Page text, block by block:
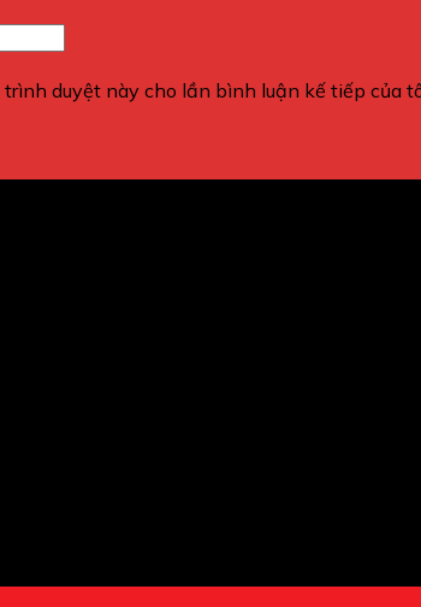
duyệt này cho lần bình luận kế tiếp của